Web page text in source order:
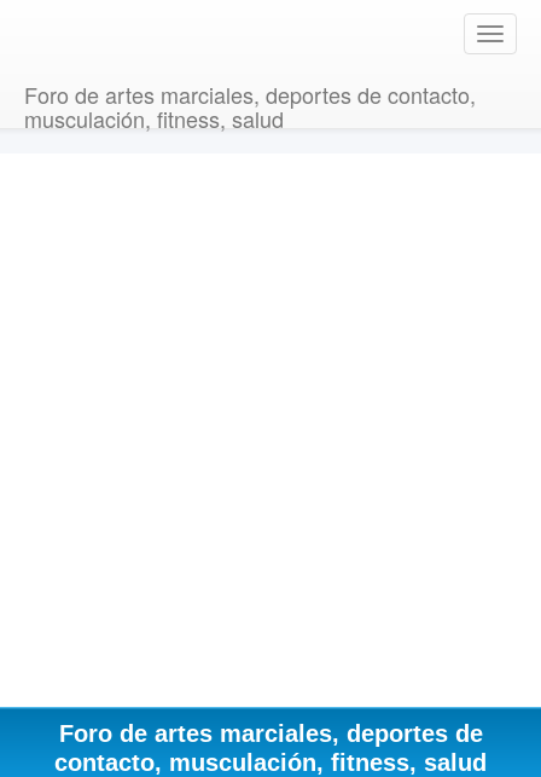
T
o
Foro de artes marciales, deportes de contacto,
musculación, fitness, salud
Foro de artes marciales, deportes de
contacto, musculación, fitness, salud